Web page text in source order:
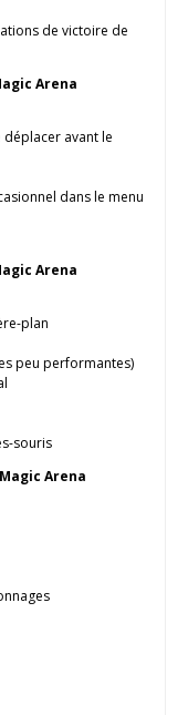
de victoire de
Arena
avant le
dans le menu
Arena
plan
peu performantes)
souris
Arena